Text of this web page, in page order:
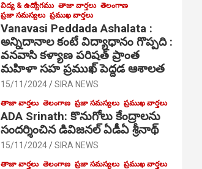
విద్య & ఉద్యోగము తాజా వార్తలు తెలంగాణ
ప్రజా సమస్యలు ప్రముఖ వార్తలు
Vanavasi Peddada Ashalata :
అన్నిదానాల కంటే విద్యాధానం గొప్పది :
వనవాసి కళ్యాణ పరిషత్ ప్రాంత
మహిళా సహ ప్రముఖ్ పెద్దడ ఆశాలత
15/11/2024 SIRA NEWS
తాజా వార్తలు తెలంగాణ ప్రజా సమస్యలు ప్రముఖ వార్తలు
ADA Srinath: కొనుగోలు కేంద్రాల‌ను
సంద‌ర్శించిన డివిజనల్ ఏడీఏ శ్రీనాథ్
15/11/2024 SIRA NEWS
తాజా వార్తలు తెలంగాణ ప్రజా సమస్యలు ప్రముఖ వార్తలు